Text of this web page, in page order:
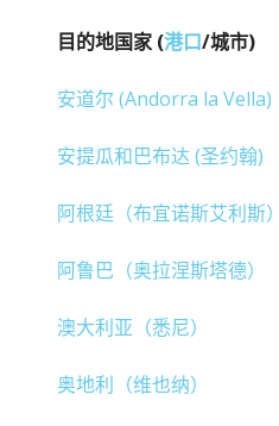
目的地国家 (港口/城市)
目的地国家 (港口 /城市)
安道尔 (Andorra la Vella)
安提瓜和巴布达 (圣约翰)
阿根廷（布宜诺斯艾利斯）
阿鲁巴（奥拉涅斯塔德）
澳大利亚（悉尼）
奥地利（维也纳）